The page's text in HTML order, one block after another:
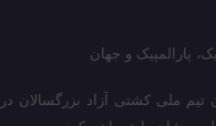
تیم ملی کشتی آزاد بزرگسالان در